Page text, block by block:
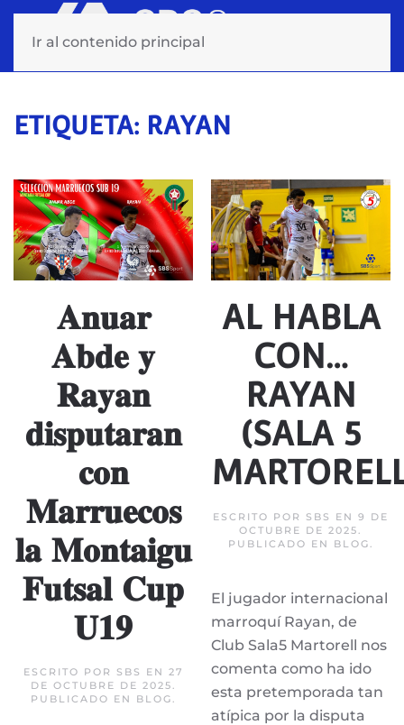
Ir al contenido principal
ETIQUETA: RAYAN
𝐀𝐧𝐮𝐚𝐫
𝐀𝐛𝐝𝐞 𝐲
𝐑𝐚𝐲𝐚𝐧
𝐝𝐢𝐬𝐩𝐮𝐭𝐚𝐫𝐚𝐧
𝐜𝐨𝐧
𝐌𝐚𝐫𝐫𝐮𝐞𝐜𝐨𝐬
𝐥𝐚 𝐌𝐨𝐧𝐭𝐚𝐢𝐠𝐮
𝐅𝐮𝐭𝐬𝐚𝐥 𝐂𝐮𝐩
𝐔𝟏𝟗
ESCRITO POR SBS EN 27
DE OCTUBRE DE 2025.
PUBLICADO EN
BLOG.
AL HABLA
CON…
RAYAN
(SALA 5
ESCRITO POR SBS EN 9 DE
OCTUBRE DE 2025.
PUBLICADO EN
BLOG.
El jugador internacional
marroquí Rayan, de
Club Sala5 Martorell nos
comenta como ha ido
esta pretemporada tan
atípica por la disputa